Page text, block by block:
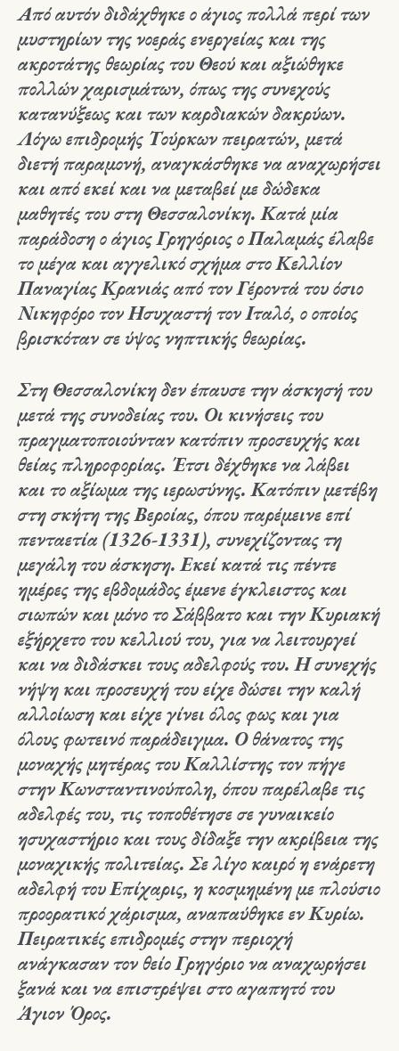
Από αυτόν διδάχθηκε ο άγιος πολλά περί των
μυστηρίων της νοεράς ενεργείας και της
ακροτάτης θεωρίας του Θεού και αξιώθηκε
πολλών χαρισμάτων, όπως της συνεχούς
κατανύξεως και των καρδιακών δακρύων.
Λόγω επιδρομής Τούρκων πειρατών, μετά
διετή παραμονή, αναγκάσθηκε να αναχωρήσει
και από εκεί και να μεταβεί με δώδεκα
μαθητές του στη Θεσσαλονίκη. Κατά μία
παράδοση ο άγιος Γρηγόριος ο Παλαμάς έλαβε
το μέγα και αγγελικό σχήμα στο Κελλίον
Παναγίας Κρανιάς από τον Γέροντά του όσιο
Νικηφόρο τον Ησυχαστή τον Ιταλό, ο οποίος
βρισκόταν σε ύψος νηπτικής θεωρίας.
Στη Θεσσαλονίκη δεν έπαυσε την άσκησή του
μετά της συνοδείας του. Οι κινήσεις του
πραγματοποιούνταν κατόπιν προσευχής και
θείας πληροφορίας. Έτσι δέχθηκε να λάβει
και το αξίωμα της ιερωσύνης. Κατόπιν μετέβη
στη σκήτη της Βεροίας, όπου παρέμεινε επί
πενταετία (1326-1331), συνεχίζοντας τη
μεγάλη του άσκηση. Εκεί κατά τις πέντε
ημέρες της εβδομάδος έμενε έγκλειστος και
σιωπών και μόνο το Σάββατο και την Κυριακή
εξήρχετο του κελλιού του, για να λειτουργεί
και να διδάσκει τους αδελφούς του. Η συνεχής
νήψη και προσευχή του είχε δώσει την καλή
αλλοίωση και είχε γίνει όλος φως και για
όλους φωτεινό παράδειγμα. Ο θάνατος της
μοναχής μητέρας του Καλλίστης τον πήγε
στην Κωνσταντινούπολη, όπου παρέλαβε τις
αδελφές του, τις τοποθέτησε σε γυναικείο
ησυχαστήριο και τους δίδαξε την ακρίβεια της
μοναχικής πολιτείας. Σε λίγο καιρό η ενάρετη
αδελφή του Επίχαρις, η κοσμημένη με πλούσιο
προορατικό χάρισμα, αναπαύθηκε εν Κυρίω.
Πειρατικές επιδρομές στην περιοχή
ανάγκασαν τον θείο Γρηγόριο να αναχωρήσει
ξανά και να επιστρέψει στο αγαπητό του
Άγιον Όρος.